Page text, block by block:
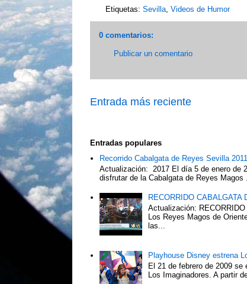
Etiquetas: Sevilla Videos de Humor
0 comentarios:
Publicar un comentario
Entrada más reciente
Entradas populares
Recorrido Cabalgata de Reyes Sevilla 2011
Actualización: 2017 El día 5 de enero de
disfrutar de la Cabalgata de Reyes Magos
RECORRIDO
Actualización:
Los Reyes Magos de
las...
Playhouse Disney estrena
El 21 de febrero de 2009
Los Imaginadores. A partir